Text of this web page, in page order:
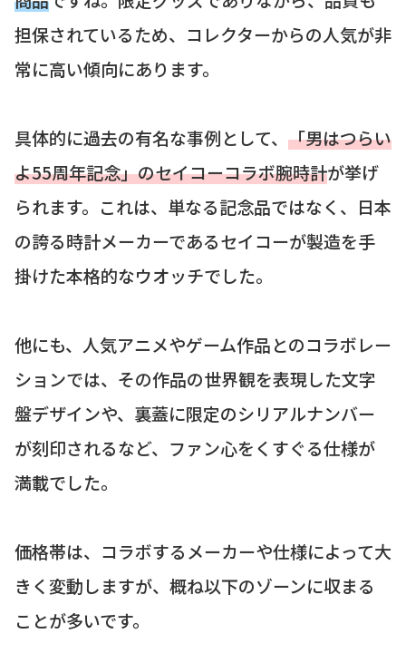
担保されているため、コレクターからの人気が非
常に高い傾向にあります。
具体的に過去の有名な事例として、 「男はつらい
よ55周年記念」のセイコーコラボ腕時計が挙げ
られます。これは、単なる記念品ではなく、日本
の誇る時計メーカーであるセイコーが製造を手
掛けた本格的なウオッチでした。
他にも、人気アニメやゲーム作品とのコラボレー
ションでは、その作品の世界観を表現した文字
盤デザインや、裏蓋に限定のシリアルナンバー
が刻印されるなど、ファン心をくすぐる仕様が
満載でした。
価格帯は、コラボするメーカーや仕様によって大
きく変動しますが、概ね以下のゾーンに収まる
ことが多いです。